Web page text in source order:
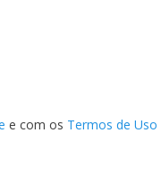
e com os Termos de Uso